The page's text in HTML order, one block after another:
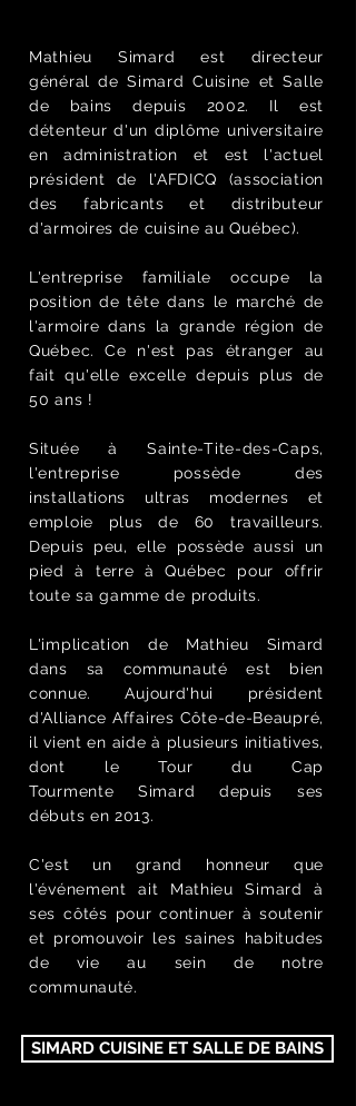
VESTIAIRE
Mathieu Simard est directeur
général de Simard Cuisine et Salle
de bains depuis 2002. Il est
détenteur d'un diplôme universitaire
en administration et est l'actuel
président de l'AFDICQ (association
des fabricants et distributeur
d'armoires de cuisine au Québec).
L'entreprise familialeoccupe la
position de tête dans le marché de
l'armoire dans la grande région de
Québec. Ce n'est pas étranger au
fait qu'elle excelle depuis plus de
50 ans !
Située à Sainte-Tite-des-Caps,
l'entreprise possède des
installations ultras modernes et
emploie plus de 60 travailleurs.
Depuis peu, elle possède aussi un
pied à terre à Québec pour offrir
toute sa gamme de produits.
L'implication de Mathieu Simard
dans sa communauté est bien
connue. Aujourd'hui président
d'Alliance Affaires Côte-de-Beaupré,
il vient en aide à plusieurs initiatives,
dont le Tour du Cap
TourmenteSimard depuis ses
débuts en 2013.
C'est un grand honneur que
l'événement ait Mathieu Simard à
ses côtés pour continuer à soutenir
et promouvoir les saines habitudes
de vie au sein de notre
communauté.
SIMARD CUISINE ET SALLE DE BAINS